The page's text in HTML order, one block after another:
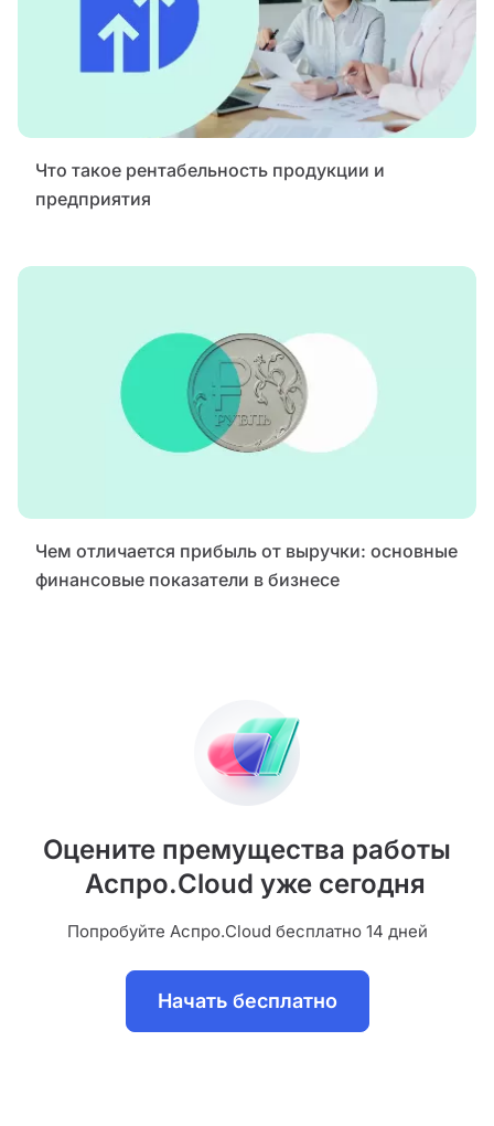
Что такое рентабельность продукции и
предприятия
Чем отличается прибыль от выручки: основные
финансовые показатели в бизнесе
Оцените премущества работы
Аспро.Cloud уже сегодня
Попробуйте Аспро.Cloud бесплатно 14 дней
Начать бесплатно